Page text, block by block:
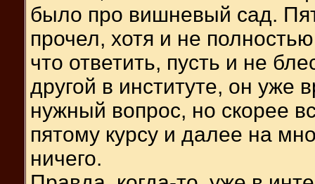
было про вишневый сад.
прочел, хотя и не
что ответить, пусть и не
другой в институте, он уже
нужный вопрос, но скорее
пятому курсу и далее на
ничего.